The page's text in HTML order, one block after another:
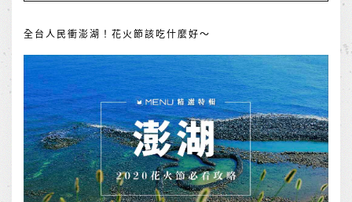
全台人民衝澎湖！花火節該吃什麼好～